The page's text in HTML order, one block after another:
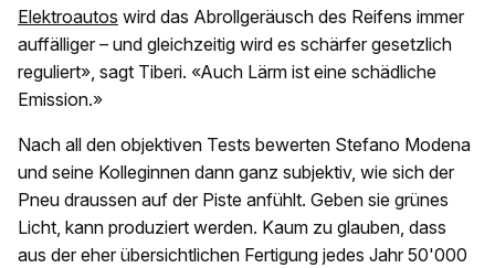
Elektroautos wird das Abrollgeräusch des Reifens immer
auffälliger – und gleichzeitig wird es schärfer gesetzlich
reguliert», sagt Tiberi. «Auch Lärm ist eine schädliche
Emission.»
Nach all den objektiven Tests bewerten Stefano Modena
und seine Kolleginnen dann ganz subjektiv, wie sich der
Pneu draussen auf der Piste anfühlt. Geben sie grünes
Licht, kann produziert werden. Kaum zu glauben, dass
aus der eher übersichtlichen Fertigung jedes Jahr 50'000